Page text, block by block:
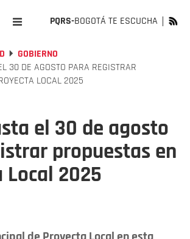
PQRS-BOGOTÁ TE ESCUCHA
GOBIERNO
30 DE AGOSTO PARA REGISTRAR
LOCAL 2025
el 30 de agosto
propuestas en
Local 2025